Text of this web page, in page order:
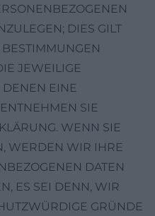
DIES GILT
JEWEILIGE
DENEN EINE
SIE
WENN SIE
WERDEN WIR IHRE
DATEN
ES SEI DENN, WIR
GRÜNDE